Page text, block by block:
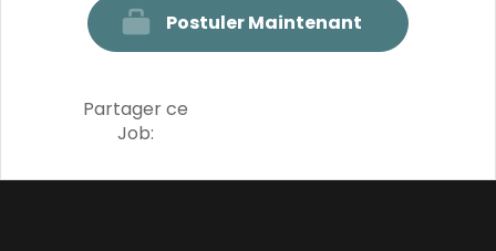
Postuler Maintenant
Partager ce
Job: